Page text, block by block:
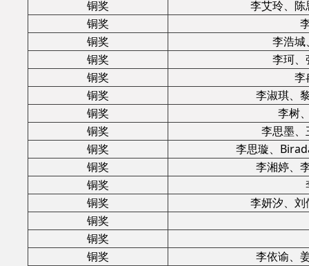
铜奖
李艾玲、
铜奖
铜奖
李浩
铜奖
李珂
铜奖
李
铜奖
李淑琪、
铜奖
李树
铜奖
李思墨
铜奖
李思璇、
铜奖
李湘婷、
铜奖
铜奖
李妍汐、
铜奖
铜奖
铜奖
李依谕、